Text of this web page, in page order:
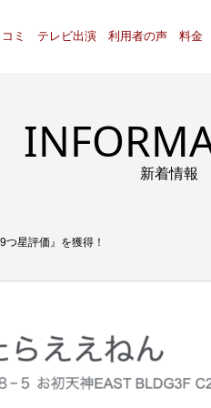
ミ テレビ出演 利用者の声 料金
新着情報
星評価』を獲得！